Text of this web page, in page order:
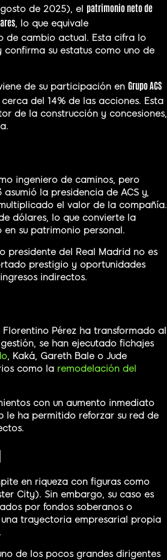
de 2025), el patrimonio neto de
, lo que equivale
de cambio actual. Esta cifra lo
su estatus como uno de
de su participación en Grupo ACS
del 14% de las acciones. Esta
de la construcción y concesiones,
ingeniero de caminos, pero
la presidencia de ACS y,
el valor de la compañía.
dólares, lo que convierte la
su patrimonio personal.
presidente del Real Madrid no es
prestigio y oportunidades
indirectos.
Pérez ha transformado al
se han ejecutado fichajes
, Kaká, Gareth Bale o Jude
como la remodelación del
con un aumento inmediato
le ha permitido reforzar su red de
en riqueza con figuras como
City). Sin embargo, su caso es
por fondos soberanos o
trayectoria empresarial propia
de los pocos grandes dirigentes